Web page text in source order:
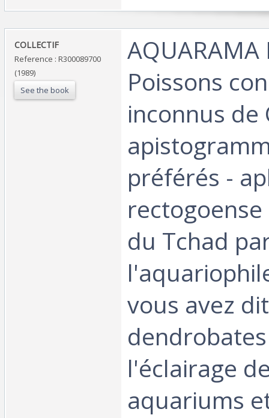
‎COLLECTIF‎
Reference : R300089700
(1989)
See the book
‎AQUARAMA
Poissons
inconnus de
préférés -
du Tchad
vous avez
l'éclairage
aquariums